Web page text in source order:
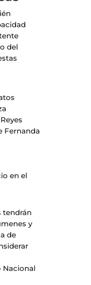
del
Fernanda
en el
tendrán
y
de
Nacional